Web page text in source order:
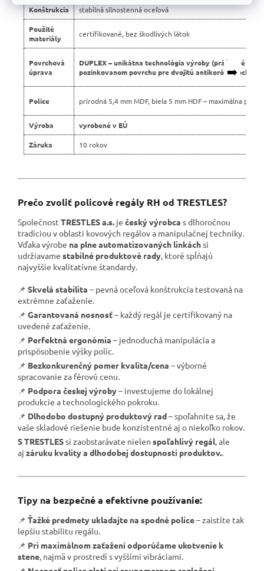
➡️
Konštrukcia stabilná silnostenná oceľová
Použité
materiály
certifikované, bez škodlivých látok
Povrchová
úprava
DUPLEX – unikátna technológia výroby (práškové
pozinkovanom povrchu pre dvojitú antikoróznu
Police prírodná 5,4 mm MDF, biela 5 mm HDF – maximálna
Výroba vyrobené v EÚ
Záruka 10 rokov
Prečo zvoliť policové regály RH od TRESTLES?
Společnost TRESTLES a.s. je český výrobca s dlhoročnou
tradíciou v oblasti kovových regálov a manipulačnej techniky.
Vďaka výrobe na plne automatizovaných linkáchsi
udržiavame stabilné produktové rady , ktoré spĺňajú
najvyššie kvalitatívne štandardy.
📌 Skvelá stabilita – pevná oceľová konštrukcia testovaná na
extrémne zaťaženie.
📌 Garantovaná nosnosť– každý regál je certifikovaný na
uvedené zaťaženie.
📌 Perfektná ergonómia – jednoduchá manipulácia a
prispôsobenie výšky políc.
📌 Bezkonkurenčný pomer kvalita/cena – výborné
spracovanie za férovú cenu.
📌 Podpora českej výroby– investujeme do lokálnej
produkcie a technologického pokroku.
📌 Dlhodobo dostupný produktový rad– spoľahnite sa, že
vaše skladové riešenie bude konzistentné aj o niekoľko rokov.
S TRESTLESsi zaobstarávate nielen spoľahlivý regál , ale
aj záruku kvality a dlhodobej dostupnosti produktov.
Tipy na bezpečné a efektívne používanie:
📌 Ťažké predmety ukladajte na spodné police– zaistíte tak
lepšiu stabilitu regálu.
📌 Pri maximálnom zaťažení odporúčame ukotvenie k
stene , najmä v prostredí s vyššími vibráciami.